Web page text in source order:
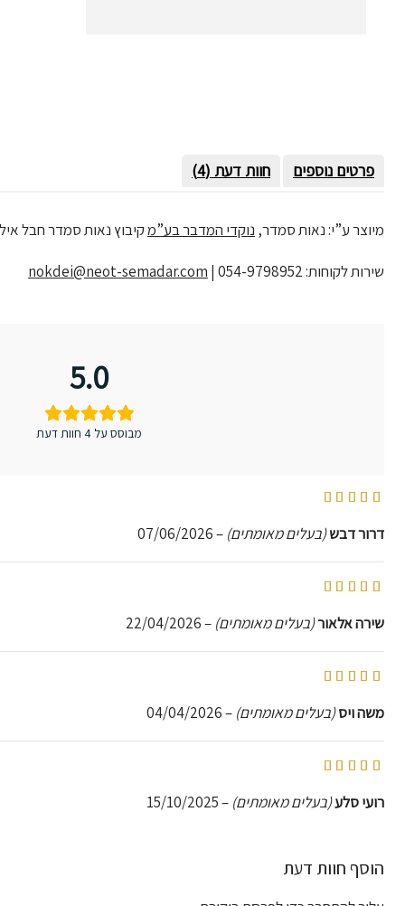
פרטים נוספים חוות דעת (4)
מיוצר ע”י: נאות סמדר, נוקדי המדבר בע”מקיבוץ נאות סמדר חבל אילות
שירות לקוחות: 054-9798952 | nokdei@neot-semadar.com
5.0
מבוסס על 4 חוות דעת
דרור דבש(בעלים מאומתים) –
07/06/2026
שירה אלאור(בעלים מאומתים) –
22/04/2026
משה ויס(בעלים מאומתים) –
04/04/2026
רועי סלע(בעלים מאומתים) –
15/10/2025
הוסף חוות דעת